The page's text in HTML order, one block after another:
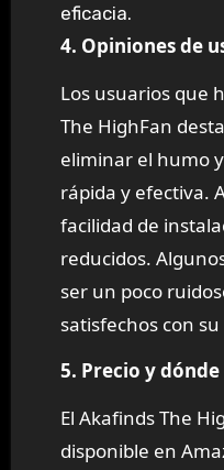
eficacia.
4. Opiniones de
Los usuarios que
The HighFan
eliminar el humo
rápida y efectiva.
facilidad de
reducidos.
ser un poco
satisfechos con
5. Precio y
El Akafinds The
disponible en